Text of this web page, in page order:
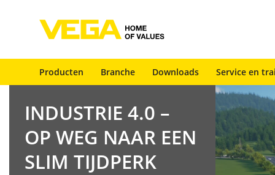
Producten Branche Downloads Service en
INDUSTRIE 4.0 –
OP WEG NAAR EEN
SLIM TIJDPERK